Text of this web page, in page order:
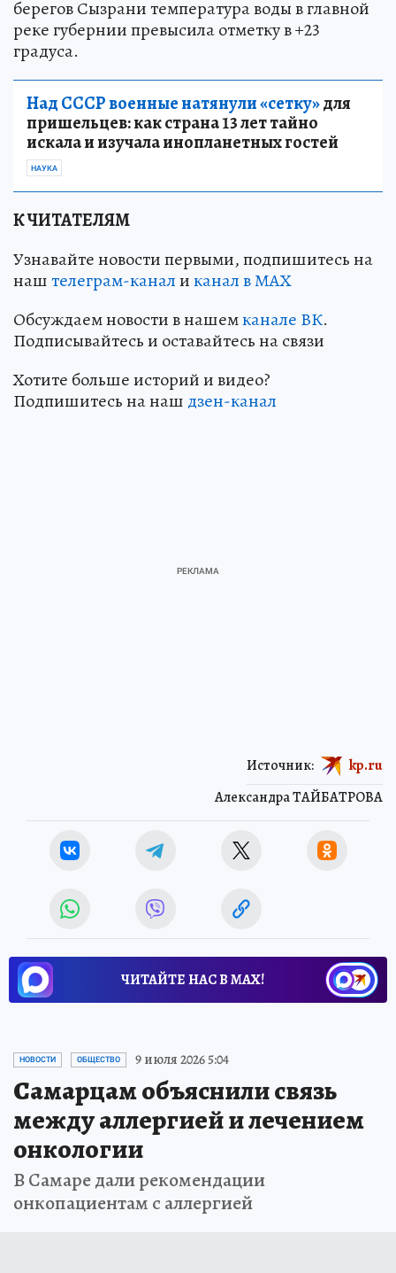
берегов Сызрани температура воды в главной
реке губернии превысила отметку в +23
градуса.
Над СССР военные натянули «сетку»для
пришельцев: как страна 13 лет тайно
искала и изучала инопланетных гостей
НАУКА
К ЧИТАТЕЛЯМ
Узнавайте новости первыми, подпишитесь на
наштелеграм-каналиканал в МАХ
Обсуждаем новости в нашемканале ВК.
Подписывайтесь и оставайтесь на связи
Хотите больше историй и видео?
Подпишитесь на наш дзен-канал
Александра ТАЙБАТРОВА
Источник: kp.ru
ЧИТАЙТЕ НАС В МАХ!
НОВОСТИ ОБЩЕСТВО 9 июля 2026 5:04
Самарцам объяснили связь
между аллергией и лечением
онкологии
В Самаре дали рекомендации
онкопациентам с аллергией